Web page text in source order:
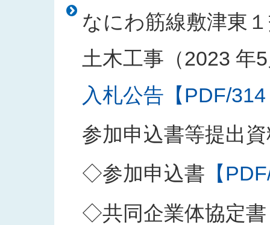
なにわ筋線敷津東
土木工事（2023 年
入札公告【PDF/
参加申込書等提出
◇参加申込書 【
◇共同企業体協定書